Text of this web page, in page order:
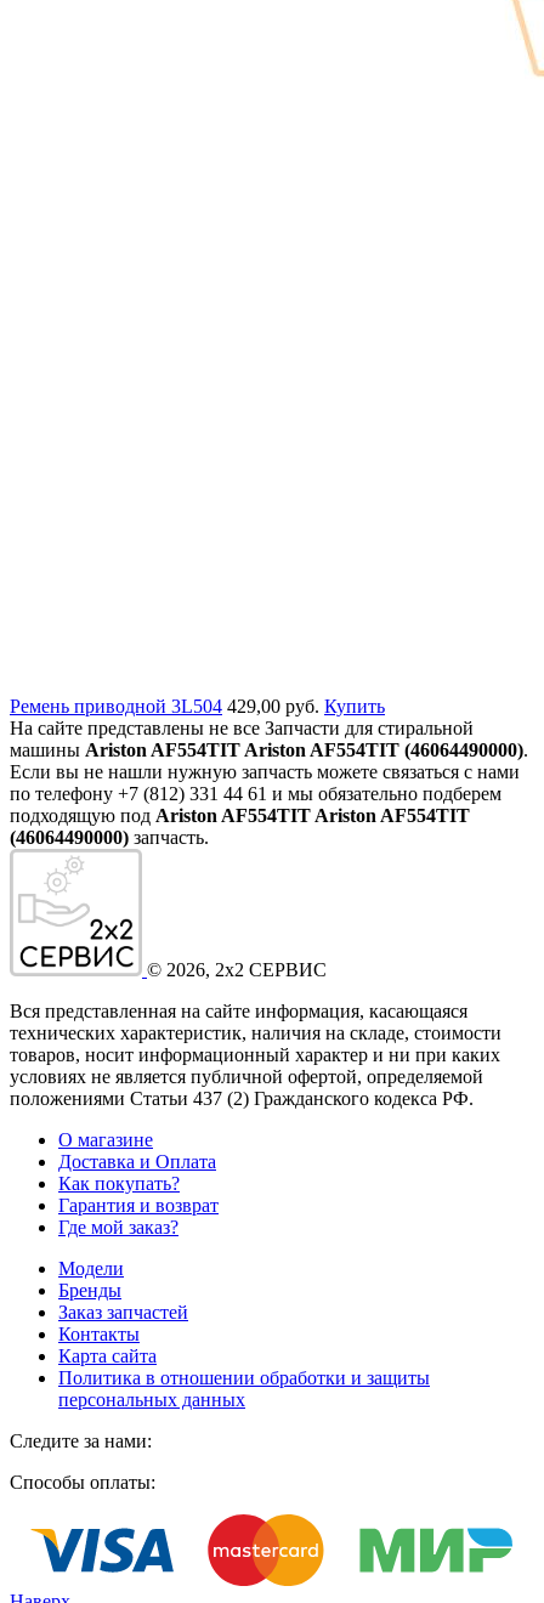
Ремень приводной 3L504 429,00 руб. Купить
На сайте представлены не все Запчасти для стиральной
машины Ariston AF554TIT Ariston AF554TIT (46064490000).
Если вы не нашли нужную запчасть можете связаться с нами
по телефону +7 (812) 331 44 61 и мы обязательно подберем
подходящую под Ariston AF554TIT Ariston AF554TIT
(46064490000) запчасть.
© 2026, 2x2 СЕРВИС
Вся представленная на сайте информация, касающаяся
технических характеристик, наличия на складе, стоимости
товаров, носит информационный характер и ни при каких
условиях не является публичной офертой, определяемой
положениями Статьи 437 (2) Гражданского кодекса РФ.
О магазине
Доставка и Оплата
Как покупать?
Гарантия и возврат
Где мой заказ?
Модели
Бренды
Заказ запчастей
Контакты
Карта сайта
Политика в отношении обработки и защиты
персональных данных
Следите за нами:
Способы оплаты: